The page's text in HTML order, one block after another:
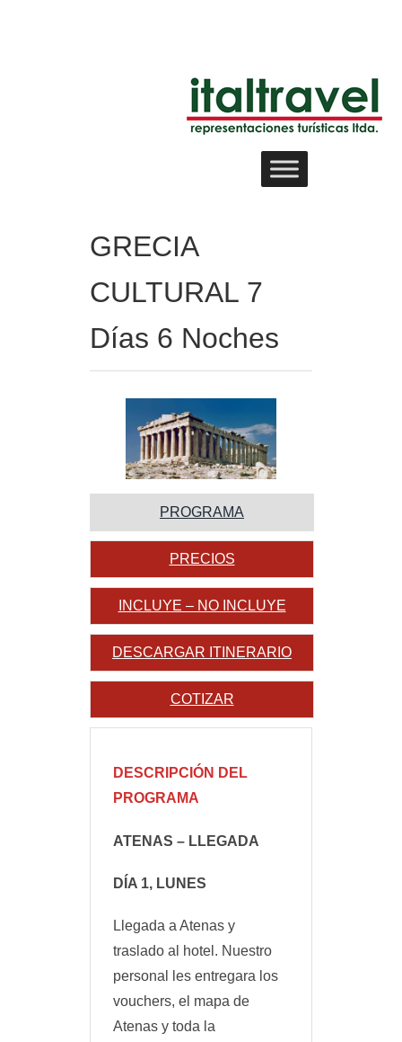
GRECIA
CULTURAL 7
Días 6 Noches
PROGRAMA
PRECIOS
INCLUYE – NO INCLUYE
DESCARGAR ITINERARIO
COTIZAR
DESCRIPCIÓN DEL
PROGRAMA
ATENAS – LLEGADA
DÍA 1, LUNES
Llegada a Atenas y
traslado al hotel. Nuestro
personal les entregara los
vouchers, el mapa de
Atenas y toda la